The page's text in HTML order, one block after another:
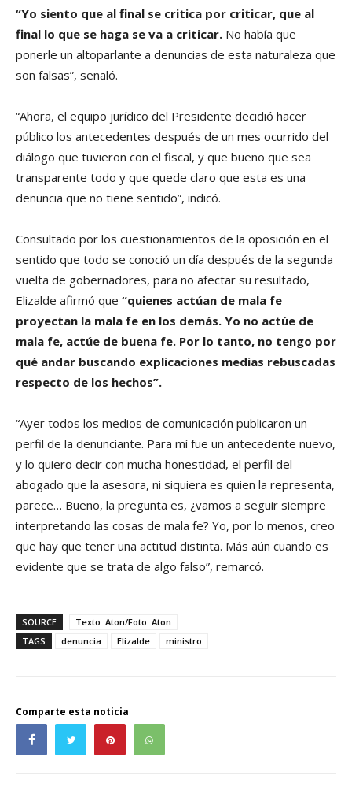
“Yo siento que al final se critica por criticar, que al
final lo que se haga se va a criticar. No había que
ponerle un altoparlante a denuncias de esta naturaleza que
son falsas”, señaló.
“Ahora, el equipo jurídico del Presidente decidió hacer
público los antecedentes después de un mes ocurrido del
diálogo que tuvieron con el fiscal, y que bueno que sea
transparente todo y que quede claro que esta es una
denuncia que no tiene sentido”, indicó.
Consultado por los cuestionamientos de la oposición en el
sentido que todo se conoció un día después de la segunda
vuelta de gobernadores, para no afectar su resultado,
Elizalde afirmó que “quienes actúan de mala fe
proyectan la mala fe en los demás. Yo no actúe de
mala fe, actúe de buena fe. Por lo tanto, no tengo por
qué andar buscando explicaciones medias rebuscadas
respecto de los hechos”.
“Ayer todos los medios de comunicación publicaron un
perfil de la denunciante. Para mí fue un antecedente nuevo,
y lo quiero decir con mucha honestidad, el perfil del
abogado que la asesora, ni siquiera es quien la representa,
parece… Bueno, la pregunta es, ¿vamos a seguir siempre
interpretando las cosas de mala fe? Yo, por lo menos, creo
que hay que tener una actitud distinta. Más aún cuando es
evidente que se trata de algo falso”, remarcó.
SOURCE
Texto: Aton/Foto: Aton
TAGS
denuncia Elizalde ministro
Comparte esta noticia